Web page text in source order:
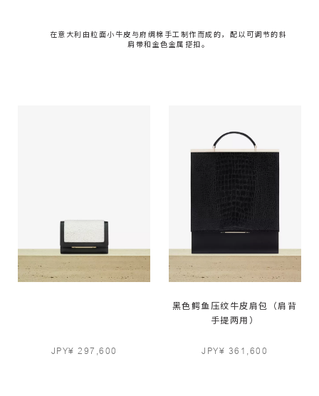
在意大利由粒面小牛皮与府绸棉手工制作而成的，配以可调节的斜
肩带和金色金属搭扣。
JPY¥ 297,600
黑色鳄鱼压纹牛皮肩包（肩背
手提两用）
JPY¥ 361,600